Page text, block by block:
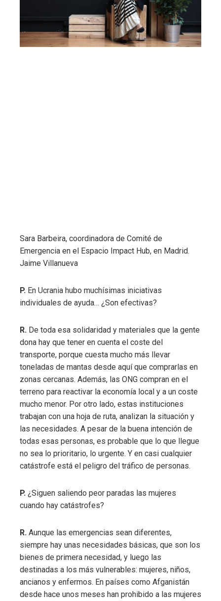
Sara Barbeira, coordinadora de Comité de
Emergencia en el Espacio Impact Hub, en Madrid.
Jaime Villanueva
P. En Ucrania hubo muchísimas iniciativas
individuales de ayuda… ¿Son efectivas?
R. De toda esa solidaridad y materiales que la gente
dona hay que tener en cuenta el coste del
transporte, porque cuesta mucho más llevar
toneladas de mantas desde aquí que comprarlas en
zonas cercanas. Además, las ONG compran en el
terreno para reactivar la economía local y a un coste
mucho menor. Por otro lado, estas instituciones
trabajan con una hoja de ruta, analizan la situación y
las necesidades. A pesar de la buena intención de
todas esas personas, es probable que lo que llegue
no sea lo prioritario, lo urgente. Y en casi cualquier
catástrofe está el peligro del tráfico de personas.
P. ¿Siguen saliendo peor paradas las mujeres
cuando hay catástrofes?
R. Aunque las emergencias sean diferentes,
siempre hay unas necesidades básicas, que son los
bienes de primera necesidad, y luego las
destinadas a los más vulnerables: mujeres, niños,
ancianos y enfermos. En países como Afganistán
desde hace unos meses han prohibido a las mujeres